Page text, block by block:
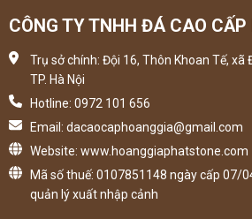
CÔNG TY TNHH ĐÁ CAO CẤP
Trụ sở chính: Đội 16, Thôn Khoan Tế, xã
TP. Hà Nội
Hotline: 0972 101 656
Email: dacaocaphoanggia@gmail.com
Website: www.hoanggiaphatstone.com
Mã số thuế: 0107851148 ngày cấp 07/
quản lý xuất nhập cảnh